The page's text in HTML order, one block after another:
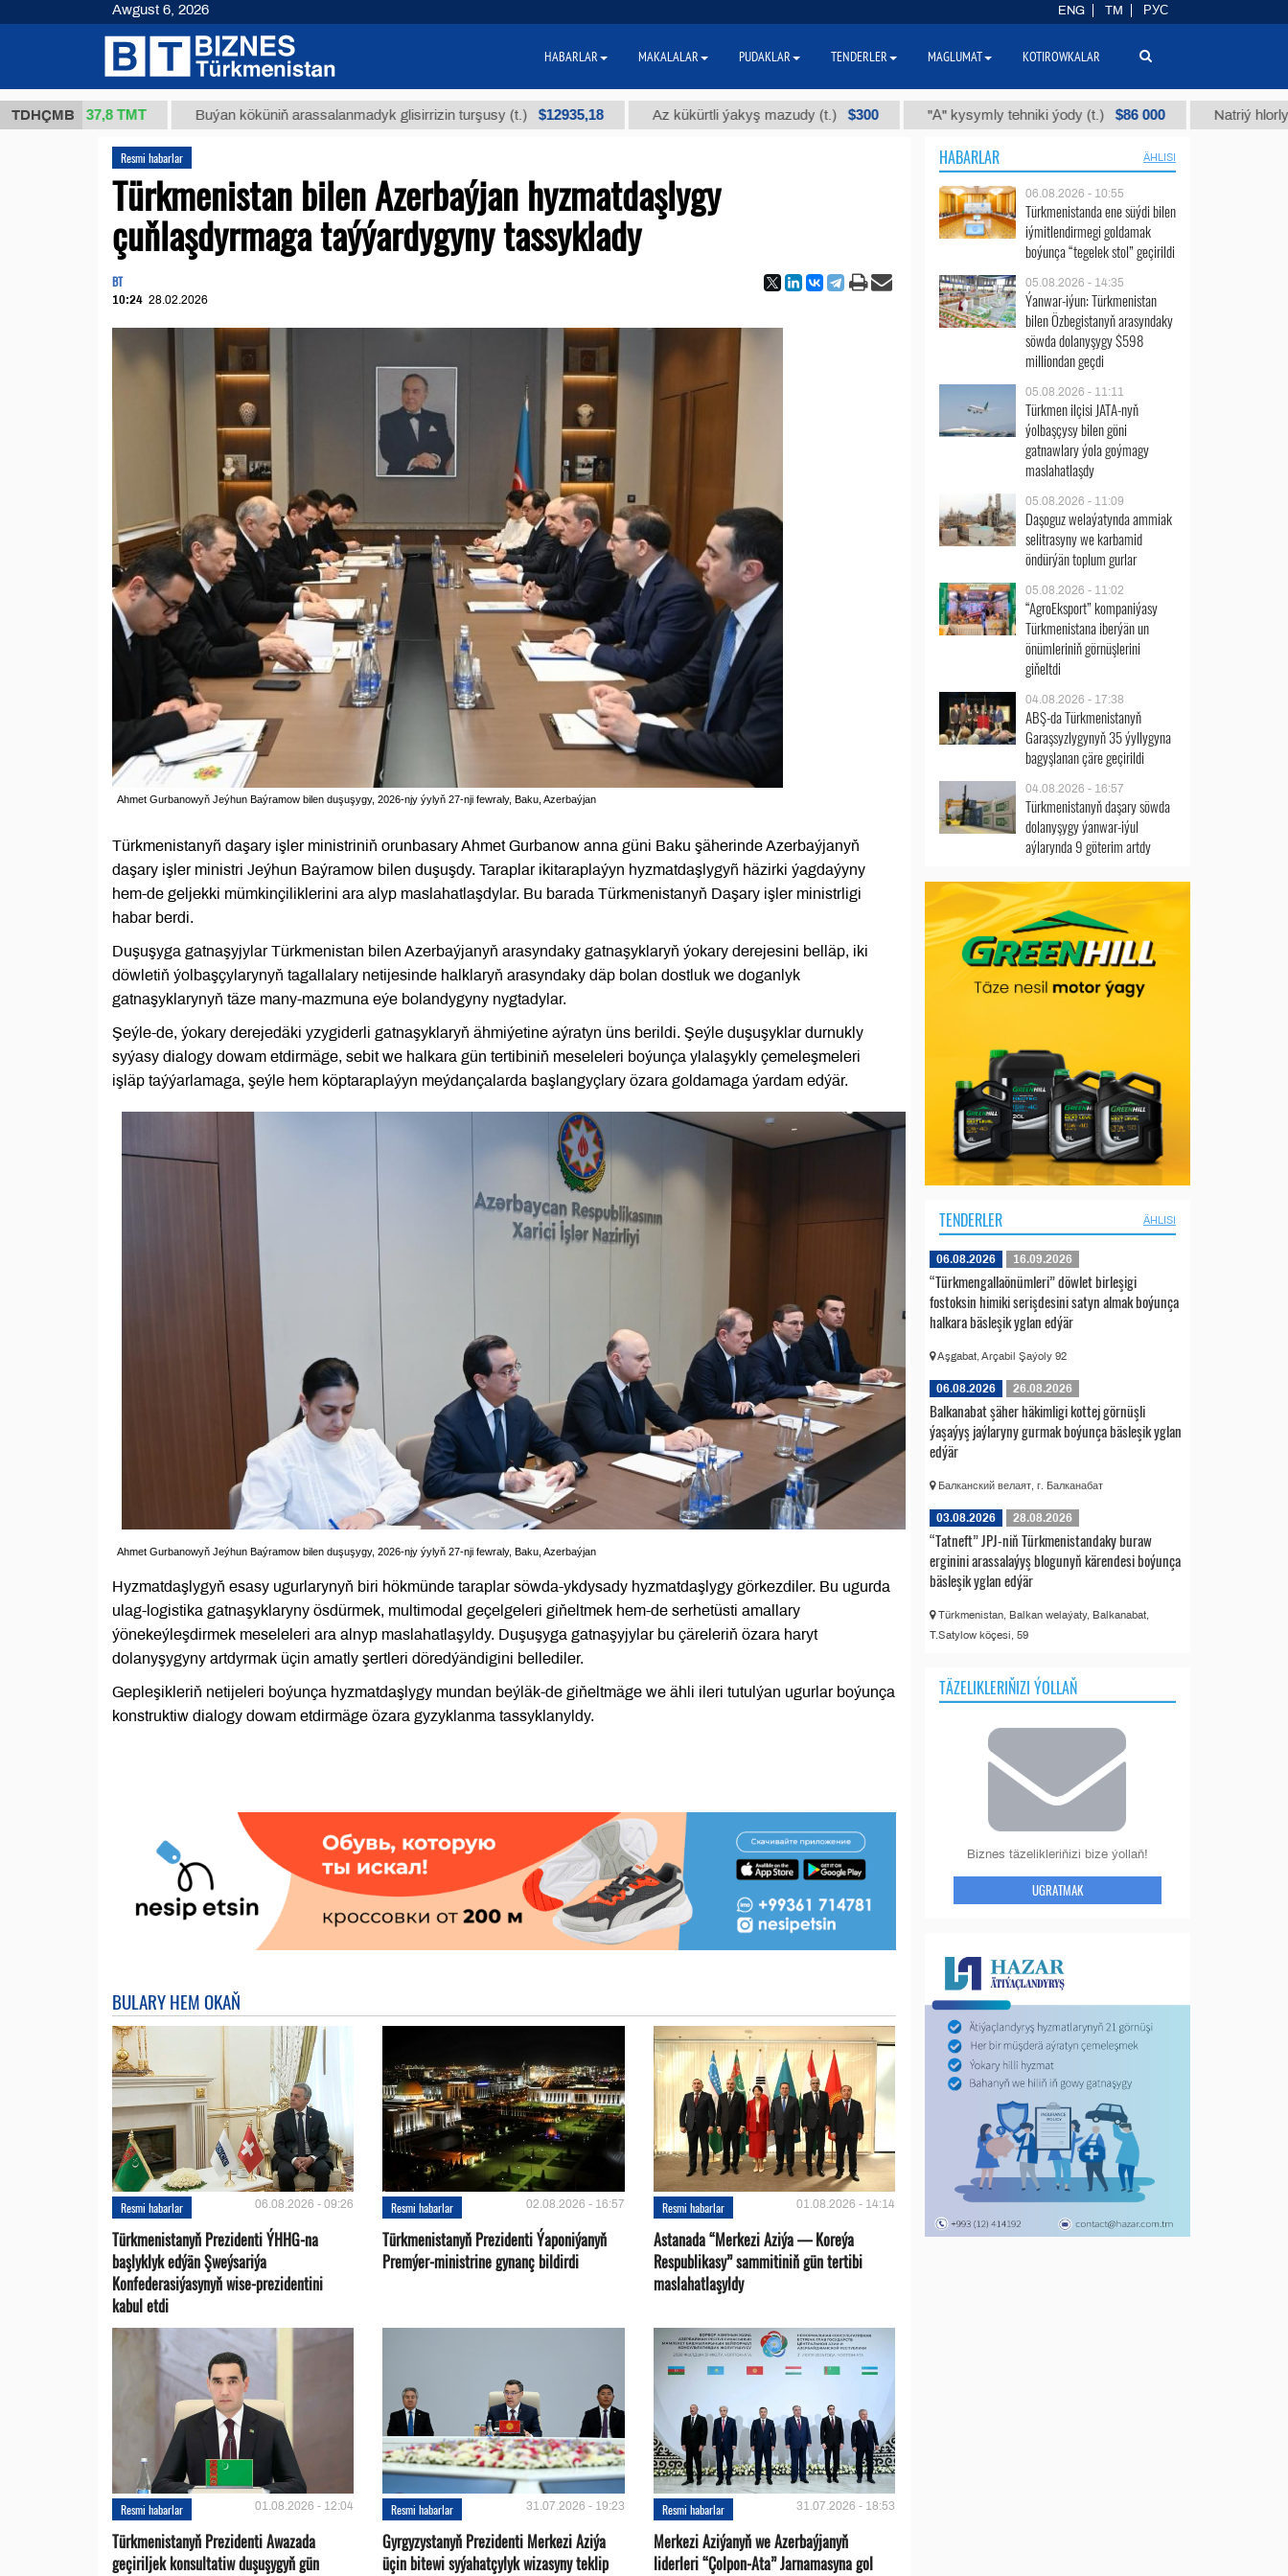
TDHÇMB
37,8 ТМТ Buýan köküniň arassalanmadyk glisirrizin turşusy (t.) $12935,18 Az kükürtli ýakyş mazudy (t.) $300 "А" kysymly tehniki ýody (t.) $86 000 Natriý hlorly (nahar
Resmi habarlar
Türkmenistan bilen Azerbaýjan hyzmatdaşlygy
çuňlaşdyrmaga taýýardygyny tassyklady
BT
10:24 28.02.2026
Ahmet Gurbanowyň Jeýhun Baýramow bilen duşuşygy, 2026-njy ýylyň 27-nji fewraly, Baku, Azerbaýjan
Türkmenistanyñ daşary işler ministriniň orunbasary Ahmet Gurbanow anna güni Baku şäherinde Azerbaýjanyň
daşary işler ministri Jeýhun Baýramow bilen duşuşdy. Taraplar ikitaraplaýyn hyzmatdaşlygyñ häzirki ýagdaýyny
hem-de geljekki mümkinçiliklerini ara alyp maslahatlaşdylar. Bu barada Türkmenistanyň Daşary işler ministrligi
habar berdi.
Duşuşyga gatnaşyjylar Türkmenistan bilen Azerbaýjanyň arasyndaky gatnaşyklaryň ýokary derejesini belläp, iki
döwletiň ýolbaşçylarynyň tagallalary netijesinde halklaryň arasyndaky däp bolan dostluk we doganlyk
gatnaşyklarynyň täze many-mazmuna eýe bolandygyny nygtadylar.
Şeýle-de, ýokary derejedäki yzygiderli gatnaşyklaryň ähmiýetine aýratyn üns berildi. Şeýle duşuşyklar durnukly
syýasy dialogy dowam etdirmäge, sebit we halkara gün tertibiniň meseleleri boýunça ylalaşykly çemeleşmeleri
işläp taýýarlamaga, şeýle hem köptaraplaýyn meýdançalarda başlangyçlary özara goldamaga ýardam edýär.
Ahmet Gurbanowyň Jeýhun Baýramow bilen duşuşygy, 2026-njy ýylyň 27-nji fewraly, Baku, Azerbaýjan
Hyzmatdaşlygyň esasy ugurlarynyň biri hökmünde taraplar söwda-ykdysady hyzmatdaşlygy görkezdiler. Bu ugurda
ulag-logistika gatnaşyklaryny ösdürmek, multimodal geçelgeleri giňeltmek hem-de serhetüsti amallary
ýönekeýleşdirmek meseleleri ara alnyp maslahatlaşyldy. Duşuşyga gatnaşyjylar bu çäreleriň özara haryt
dolanyşygyny artdyrmak üçin amatly şertleri döredýändigini bellediler.
Gepleşikleriň netijeleri boýunça hyzmatdaşlygy mundan beýläk-de giňeltmäge we ähli ileri tutulýan ugurlar boýunça
konstruktiw dialogy dowam etdirmäge özara gyzyklanma tassyklanyldy.
BULARY HEM OKAŇ
Resmi habarlar 06.08.2026 - 09:26
Türkmenistanyň Prezidenti ÝHHG-na
başlyklyk edýän Şweýsariýa
Konfederasiýasynyň wise-prezidentini
kabul etdi
Resmi habarlar 02.08.2026 - 16:57
Türkmenistanyň Prezidenti Ýaponiýanyň
Premýer-ministrine gynanç bildirdi
Resmi habarlar 01.08.2026 - 14:14
Astanada “Merkezi Aziýa — Koreýa
Respublikasy” sammitiniň gün tertibi
maslahatlaşyldy
Resmi habarlar 01.08.2026 - 12:04
Türkmenistanyň Prezidenti Awazada
geçiriljek konsultatiw duşuşygyň gün
Resmi habarlar 31.07.2026 - 19:23
Gyrgyzystanyň Prezidenti Merkezi Aziýa
üçin bitewi syýahatçylyk wizasyny teklip
Resmi habarlar 31.07.2026 - 18:53
Merkezi Aziýanyň we Azerbaýjanyň
liderleri “Çolpon-Ata” Jarnamasyna gol
HABARLAR ÄHLISI
06.08.2026 - 10:55
Türkmenistanda ene süýdi bilen
iýmitlendirmegi goldamak
boýunça “tegelek stol” geçirildi
05.08.2026 - 14:35
Ýanwar-iýun: Türkmenistan
bilen Özbegistanyň arasyndaky
söwda dolanyşygy $598
milliondan geçdi
05.08.2026 - 11:11
Türkmen ilçisi JATA-nyň
ýolbaşçysy bilen göni
gatnawlary ýola goýmagy
maslahatlaşdy
05.08.2026 - 11:09
Daşoguz welaýatynda ammiak
selitrasyny we karbamid
öndürýän toplum gurlar
05.08.2026 - 11:02
“AgroEksport” kompaniýasy
Türkmenistana iberýän un
önümleriniň görnüşlerini
giňeltdi
04.08.2026 - 17:38
ABŞ-da Türkmenistanyň
Garaşsyzlygynyň 35 ýyllygyna
bagyşlanan çäre geçirildi
04.08.2026 - 16:57
Türkmenistanyň daşary söwda
dolanyşygy ýanwar-iýul
aýlarynda 9 göterim artdy
TENDERLER ÄHLISI
06.08.2026 16.09.2026
“Türkmengallaönümleri” döwlet birleşigi
fostoksin himiki serişdesini satyn almak boýunça
halkara bäsleşik yglan edýär
Aşgabat, Arçabil Şaýoly 92
06.08.2026 26.08.2026
Balkanabat şäher häkimligi kottej görnüşli
ýaşaýyş jaýlaryny gurmak boýunça bäsleşik yglan
edýär
Балканский велаят, г. Балканабат
03.08.2026 28.08.2026
“Tatneft” JPJ-niň Türkmenistandaky buraw
erginini arassalaýyş blogunyň kärendesi boýunça
bäsleşik yglan edýär
Türkmenistan, Balkan welaýaty, Balkanabat,
T.Satylow köçesi, 59
TÄZELIKLERIŇIZI ÝOLLAŇ
Biznes täzelikleriňizi bize ýollaň!
UGRATMAK
Awgust 6, 2026 ENG TM РУС
HABARLAR MAKALALAR PUDAKLAR TENDERLER MAGLUMAT KOTIROWKALAR